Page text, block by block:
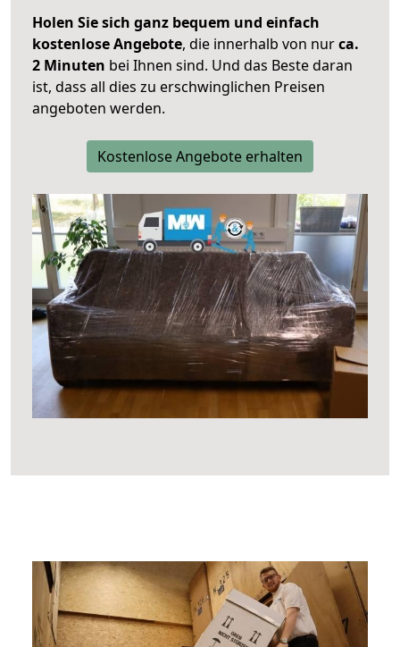
Holen Sie sich ganz bequem und einfach
kostenlose Angebote, die innerhalb von nurca.
2 Minuten bei Ihnen sind. Und das Beste daran
ist, dass all dies zu erschwinglichen Preisen
angeboten werden.
Kostenlose Angebote erhalten